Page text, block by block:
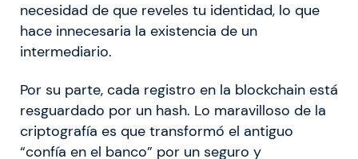
necesidad de que reveles tu identidad, lo que
hace innecesaria la existencia de un
intermediario.
Por su parte, cada registro en la blockchain está
resguardado por un hash. Lo maravilloso de la
criptografía es que transformó el antiguo
“confía en el banco” por un seguro y